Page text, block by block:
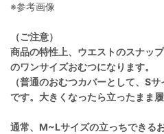
※参考画像
（ご注意）
商品の特性上、ウエストのスナッ
のワンサイズおむつになります。
（普通のおむつカバーとして、S
です。大きくなったら立ったまま
通常、M~Lサイズの立っちできる